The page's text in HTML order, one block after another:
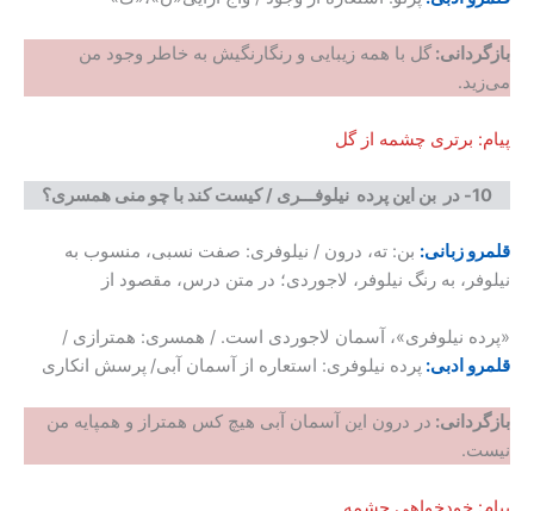
بازگردانی: گل با همه زیبایی و رنگارنگیش به خاطر وجود من
می‌زید.
پیام: برتری چشمه از گل
10- در بن این پرده نیلوفـــری /کیست کند با چو منی همسری؟
قلمرو زبانی: بن: ته، درون / نیلوفری: صفت نسبی، منسوب به
نیلوفر، به رنگ نیلوفر، لاجوردی؛ در متن درس، مقصود از
«پرده نیلوفری»، آسمان لاجوردی است. / همسری: همترازی /
قلمرو ادبی: پرده نیلوفری: استعاره از آسمان آبی/ پرسش انکاری
بازگردانی: در درون این آسمان آبی هیچ کس همتراز و همپایه من
نیست.